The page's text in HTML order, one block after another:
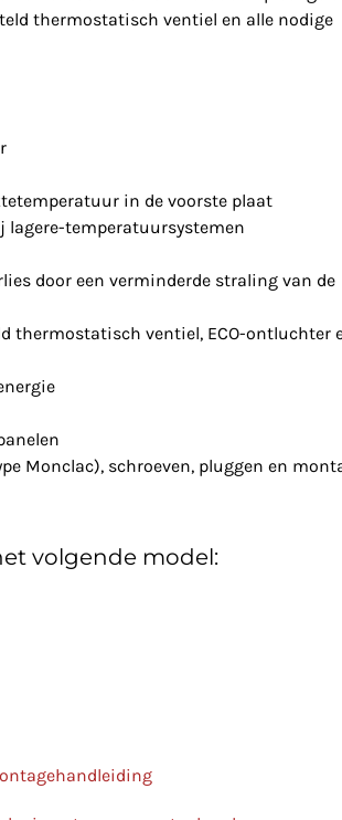
thermostatisch ventiel en alle nodige
in de voorste plaat
lagere-temperatuursystemen
door een verminderde straling van de
thermostatisch ventiel, ECO-ontluchter
Monclac), schroeven, pluggen en
volgende model: